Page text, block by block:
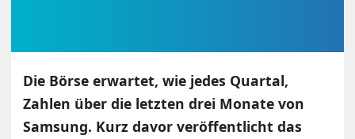
Die Börse erwartet, wie jedes Quartal,
Zahlen über die letzten drei Monate von
Samsung. Kurz davor veröffentlicht das